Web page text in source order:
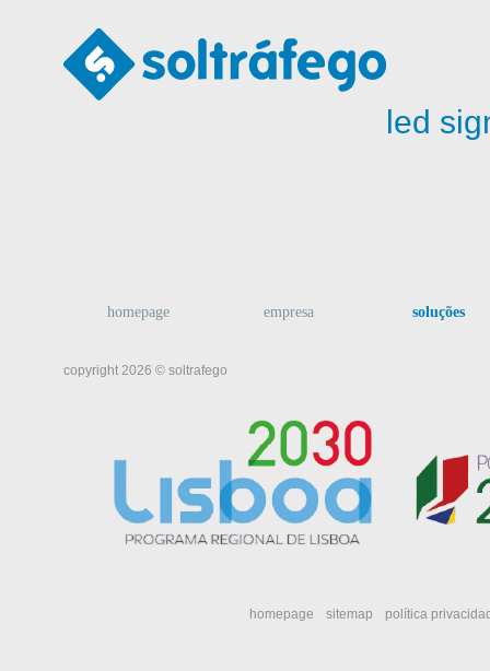
homepage empresa soluções
led
copyright 2026 © soltrafego
homepage sitemap política